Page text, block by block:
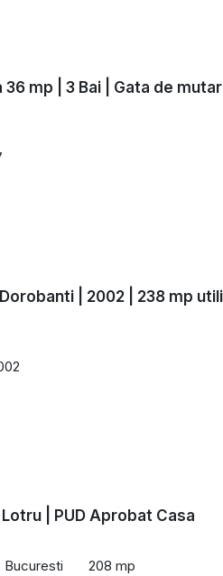
mp | 3 Bai | Gata de
| 2002 | 238 mp utili
| PUD Aprobat Casa
Bucuresti 208 mp